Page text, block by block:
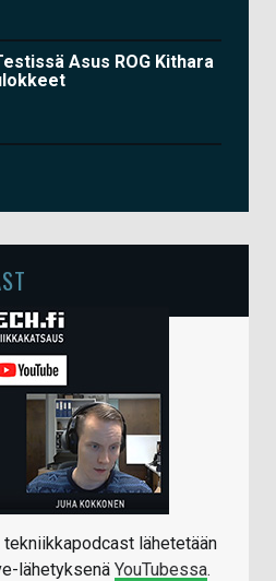
Asus ROG Kithara
lähetetään
lähetyksenä YouTubessa.